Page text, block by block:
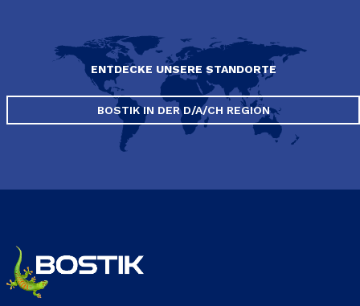
ENTDECKE UNSERE STANDORTE
BOSTIK IN DER D/A/CH REGION